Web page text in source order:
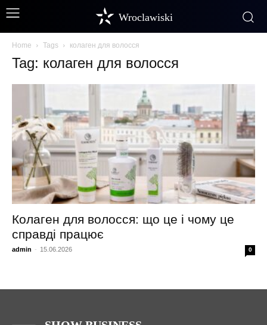
Wroclawiski
Home Tags колаген для волосся
Tag: колаген для волосся
Колаген для волосся: що це і чому це
справді працює
admin - 15.06.2026 0